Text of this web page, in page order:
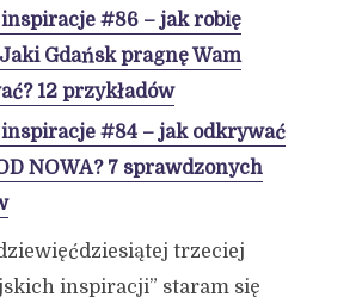
#86 – jak robię
Gdańsk pragnę Wam
12 przykładów
#84 – jak odkrywać
NOWA? 7 sprawdzonych
trzeciej
inspiracji” staram się